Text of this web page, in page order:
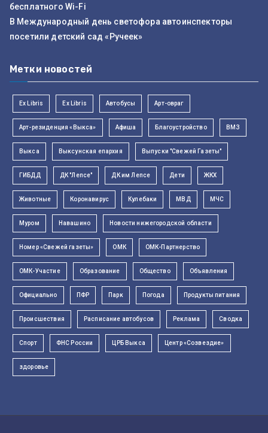
бесплатного Wi-Fi
В Международный день светофора автоинспекторы
посетили детский сад «Ручеек»
Метки новостей
Ex Libris Ex Libris Автобусы Арт-овраг
Арт-резиденция «Выкса» Афиша Благоустройство ВМЗ
Выкса Выксунская епархия Выпуски "Свежей Газеты"
ГИБДД ДК "Лепсе" ДК им Лепсе Дети ЖКХ
Животные Коронавирус Кулебаки МВД МЧС
Муром Навашино Новости нижегородской области
Номер «Свежей газеты» ОМК ОМК-Партнерство
ОМК-Участие Образование Общество Объявления
Официально ПФР Парк Погода Продукты питания
Происшествия Расписание автобусов Реклама Сводка
Спорт ФНС России ЦРБ Выкса Центр «Созвездие»
здоровье